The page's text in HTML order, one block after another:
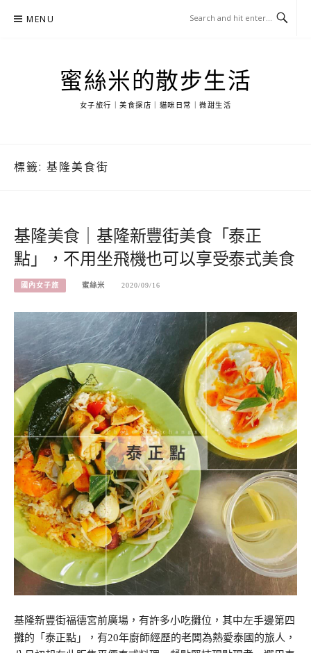
MENU
蜜絲米的散步生活
女子旅行｜美食探店｜貓咪日常｜微甜生活
標籤: 基隆美食街
基隆美食｜基隆新豐街美食「泰正
點」，不用坐飛機也可以享受泰式美食
國內女子旅 蜜絲米 2020/09/16
基隆新豐街福德宮前廣場，有許多小吃攤位，其中左手邊第四
攤的「泰正點」，有20年廚師經歷的老闆為熱愛泰國的旅人，